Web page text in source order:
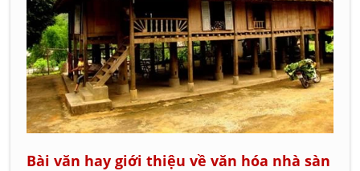
Bài văn hay giới thiệu về văn hóa nhà sàn